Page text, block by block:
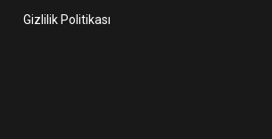
Gizlilik Politikası